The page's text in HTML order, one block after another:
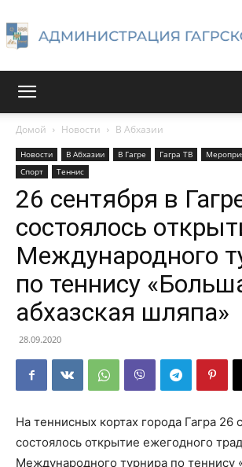
Гагрского
района
Домой Новости В Абхазии
Новости В Абхазии В Гагре Гагра ТВ
Спорт
Теннис
26 сентября в
состоялось
Международного
по теннису
абхазская шляпа»
28.09.2020
На теннисных кортах города Гагра 26
состоялось открытие ежегодного
Международного турнира по теннису